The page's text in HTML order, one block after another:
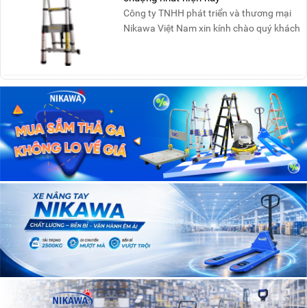
Công ty TNHH phát triển và thương mại
Nikawa Việt Nam xin kính chào quý khách